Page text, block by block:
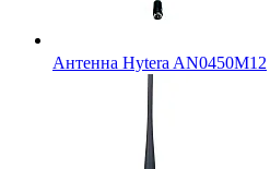
Антенна Hytera AN0450M12